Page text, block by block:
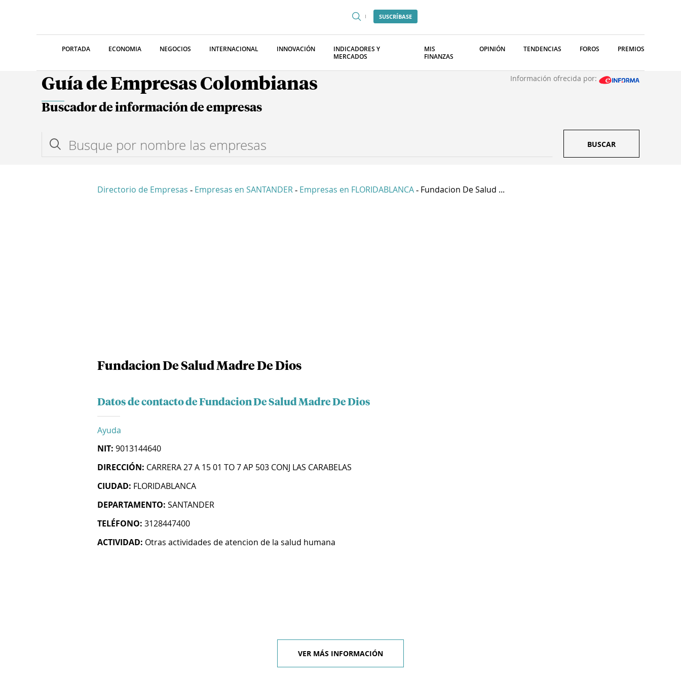
SUSCRÍBASE
PORTADA ECONOMIA NEGOCIOS INTERNACIONAL INNOVACIÓN
INDICADORES Y
MERCADOS
MIS
FINANZAS
OPINIÓN TENDENCIAS FOROS PREMIOS
Guía de Empresas Colombianas Información ofrecida por:
Buscador de información de empresas
BUSCAR
Directorio de Empresas - Empresas en SANTANDER - Empresas en FLORIDABLANCA - Fundacion De Salud ...
Fundacion De Salud Madre De Dios
Datos de contacto de Fundacion De Salud Madre De Dios
Ayuda
NIT: 9013144640
DIRECCIÓN: CARRERA 27 A 15 01 TO 7 AP 503 CONJ LAS CARABELAS
CIUDAD: FLORIDABLANCA
DEPARTAMENTO: SANTANDER
TELÉFONO: 3128447400
ACTIVIDAD: Otras actividades de atencion de la salud humana
VER MÁS INFORMACIÓN